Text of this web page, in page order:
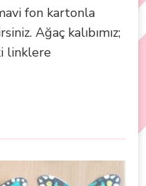
fon kartonla
Ağaç kalıbımız;
linklere